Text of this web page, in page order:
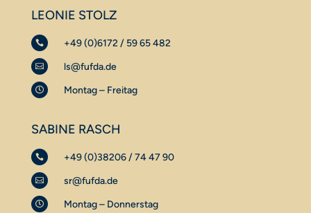
LEONIE STOLZ
 +49 (0)6172 / 59 65 482
 ls@fufda.de
 Montag – Freitag
SABINE RASCH
 +49 (0)38206 / 74 47 90
 sr@fufda.de
 Montag – Donnerstag